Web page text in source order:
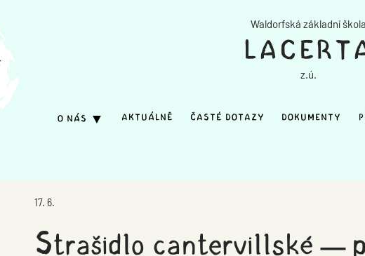
Waldorfská základní škola
z.ú.
O NÁS ▼ AKTUÁLNĚ ČASTÉ DOTAZY DOKUMENTY
Strašidlo cantervillské –
17. 6.